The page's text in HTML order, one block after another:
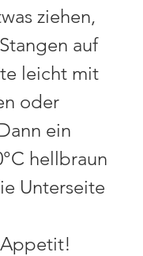
ziehen,
auf
leicht mit
oder
ein
hellbraun
Unterseite